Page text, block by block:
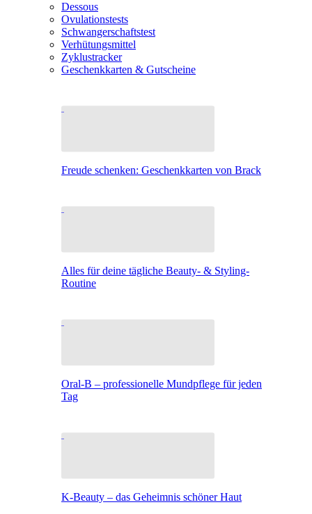
Dessous
Ovulationstests
Schwangerschaftstest
Verhütungsmittel
Zyklustracker
Geschenkkarten & Gutscheine
Freude schenken: Geschenkkarten von Brack
Alles für deine tägliche Beauty- & Styling-
Routine
Oral-B – professionelle Mundpflege für jeden
Tag
K-Beauty – das Geheimnis schöner Haut